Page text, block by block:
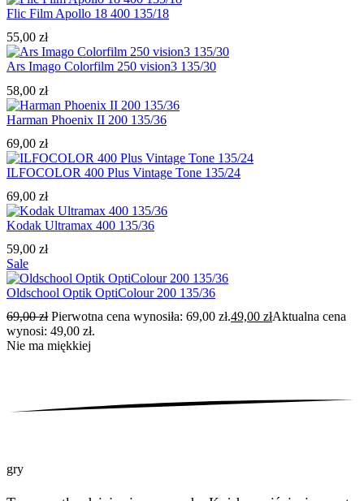
Flic Film Apollo 18 400 135/18
55,00 zł
Ars Imago Colorfilm 250 vision3 135/30
58,00 zł
Harman Phoenix II 200 135/36
69,00 zł
ILFOCOLOR 400 Plus Vintage Tone 135/24
69,00 zł
Kodak Ultramax 400 135/36
59,00 zł
Sale
Oldschool Optik OptiColour 200 135/36
69,00zł Pierwotna cena wynosiła: 69,00 zł.49,00 złAktualna cena
wynosi: 49,00 zł.
Nie ma miękkiej
gry